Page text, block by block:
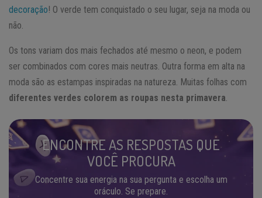
decoração! O verde tem conquistado o seu lugar, seja na moda ou
não.
Os tons variam dos mais fechados até mesmo o neon, e podem
ser combinados com cores mais neutras. Outra forma em alta na
moda são as estampas inspiradas na natureza. Muitas folhas com
diferentes verdes colorem as roupas nesta primavera
ENCONTRE AS RESPOSTAS QUE
VOCÊ PROCURA
Concentre sua energia na sua pergunta e escolha um
oráculo. Se prepare.